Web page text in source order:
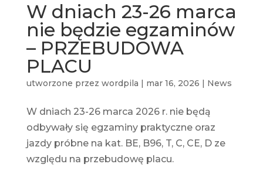
W dniach 23-26 marca
nie będzie egzaminów
– PRZEBUDOWA
PLACU
utworzone przez wordpila | mar 16, 2026 | News
W dniach 23-26 marca 2026 r. nie będą
odbywały się egzaminy praktyczne oraz
jazdy próbne na kat. BE, B96, T, C, CE, D ze
względu na przebudowę placu.